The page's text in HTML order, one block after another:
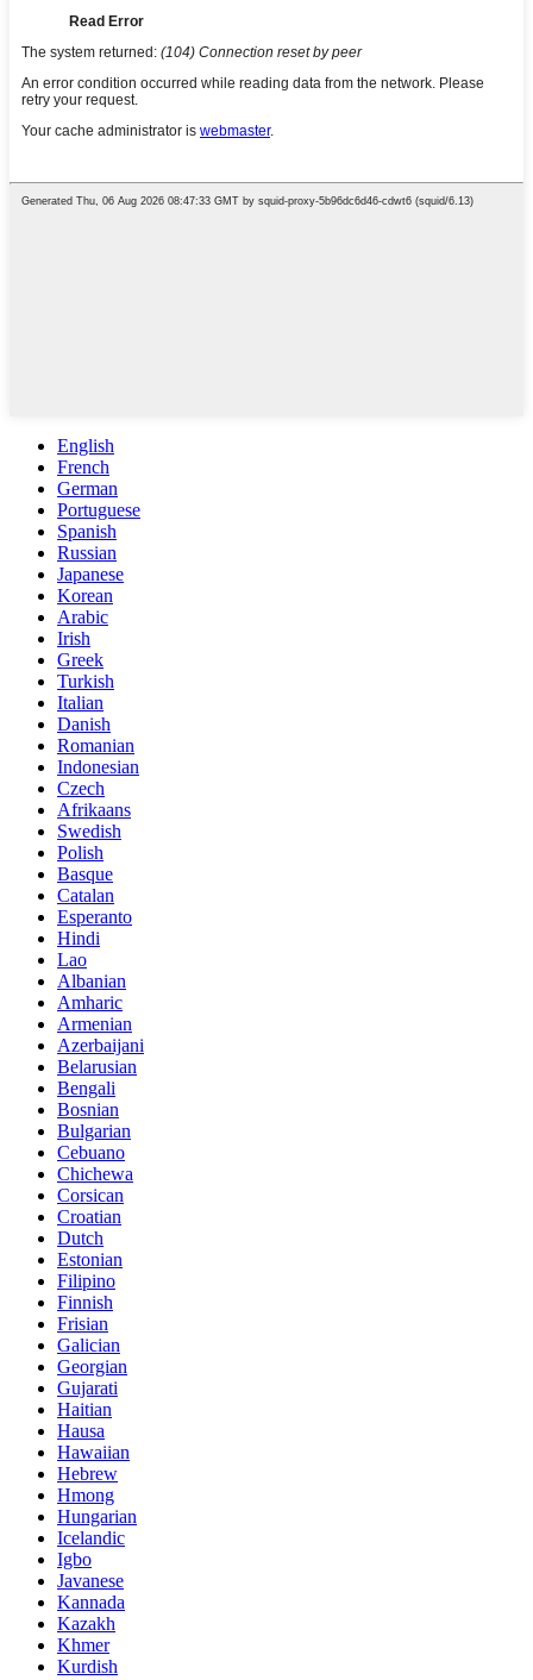
English
French
German
Portuguese
Spanish
Russian
Japanese
Korean
Arabic
Irish
Greek
Turkish
Italian
Danish
Romanian
Indonesian
Czech
Afrikaans
Swedish
Polish
Basque
Catalan
Esperanto
Hindi
Lao
Albanian
Amharic
Armenian
Azerbaijani
Belarusian
Bengali
Bosnian
Bulgarian
Cebuano
Chichewa
Corsican
Croatian
Dutch
Estonian
Filipino
Finnish
Frisian
Galician
Georgian
Gujarati
Haitian
Hausa
Hawaiian
Hebrew
Hmong
Hungarian
Icelandic
Igbo
Javanese
Kannada
Kazakh
Khmer
Kurdish